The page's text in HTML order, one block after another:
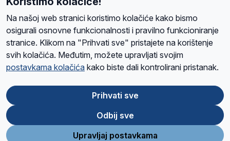
Radio Maria). Svjetsku obitelj utemeljilo je sedam članica, među
kojima je i hrvatska Udruga Radio Marija.
O namaRadio ProgramVolonteriPrijateljiKontaktPravila privatnosti
Ova stranica je zaštićena Google reCAPTCHA sustavom
Store
Google
Play
Na našoj web stranici koristimo kolačiće kako bismo
osigurali osnovne funkcionalnosti i pravilno funkcioniranje
stranice. Klikom na "Prihvati sve" pristajete na korištenje
svih kolačića. Međutim, možete upravljati svojim
postavkama kolačića kako biste dali kontrolirani pristanak.
Prihvati sve
Odbij sve
Upravljaj postavkama